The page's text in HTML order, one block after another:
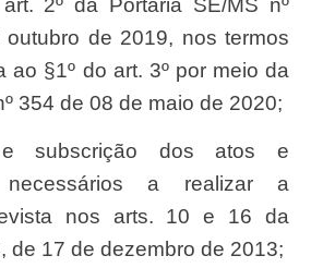
2º da Portaria SE/MS nº
de 2019, nos termos
ao §1º do art. 3º por meio da
354 de 08 de maio de 2020;
necessários a realizar a
nos arts. 10 e 16 da
de 17 de dezembro de 2013;